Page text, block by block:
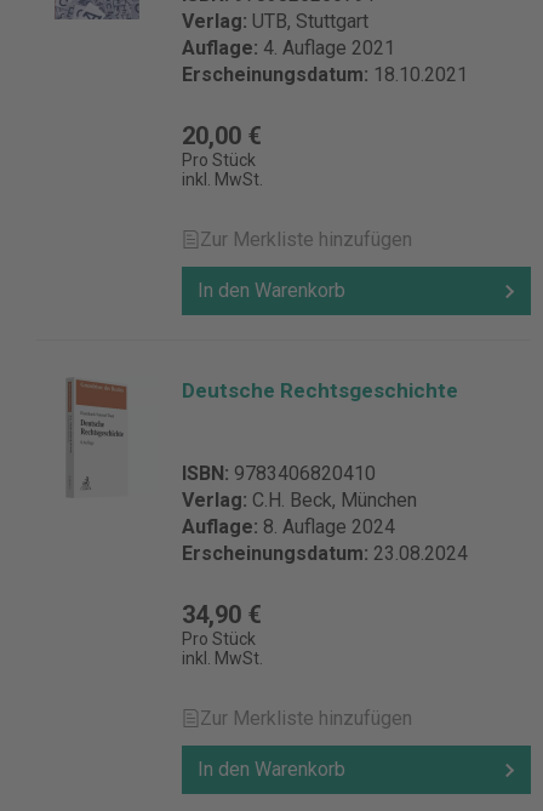
Verlag: UTB, Stuttgart
Auflage: 4. Auflage 2021
Erscheinungsdatum: 18.10.2021
20,00 €
Pro Stück
inkl. MwSt.
Zur Merkliste hinzufügen
In den Warenkorb
Deutsche Rechtsgeschichte
ISBN: 9783406820410
Verlag: C.H. Beck, München
Auflage: 8. Auflage 2024
Erscheinungsdatum: 23.08.2024
34,90 €
Pro Stück
inkl. MwSt.
Zur Merkliste hinzufügen
In den Warenkorb